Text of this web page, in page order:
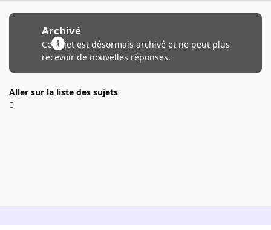
Archivé
Ce sujet est désormais archivé et ne peut plus
recevoir de nouvelles réponses.
Aller sur la liste des sujets